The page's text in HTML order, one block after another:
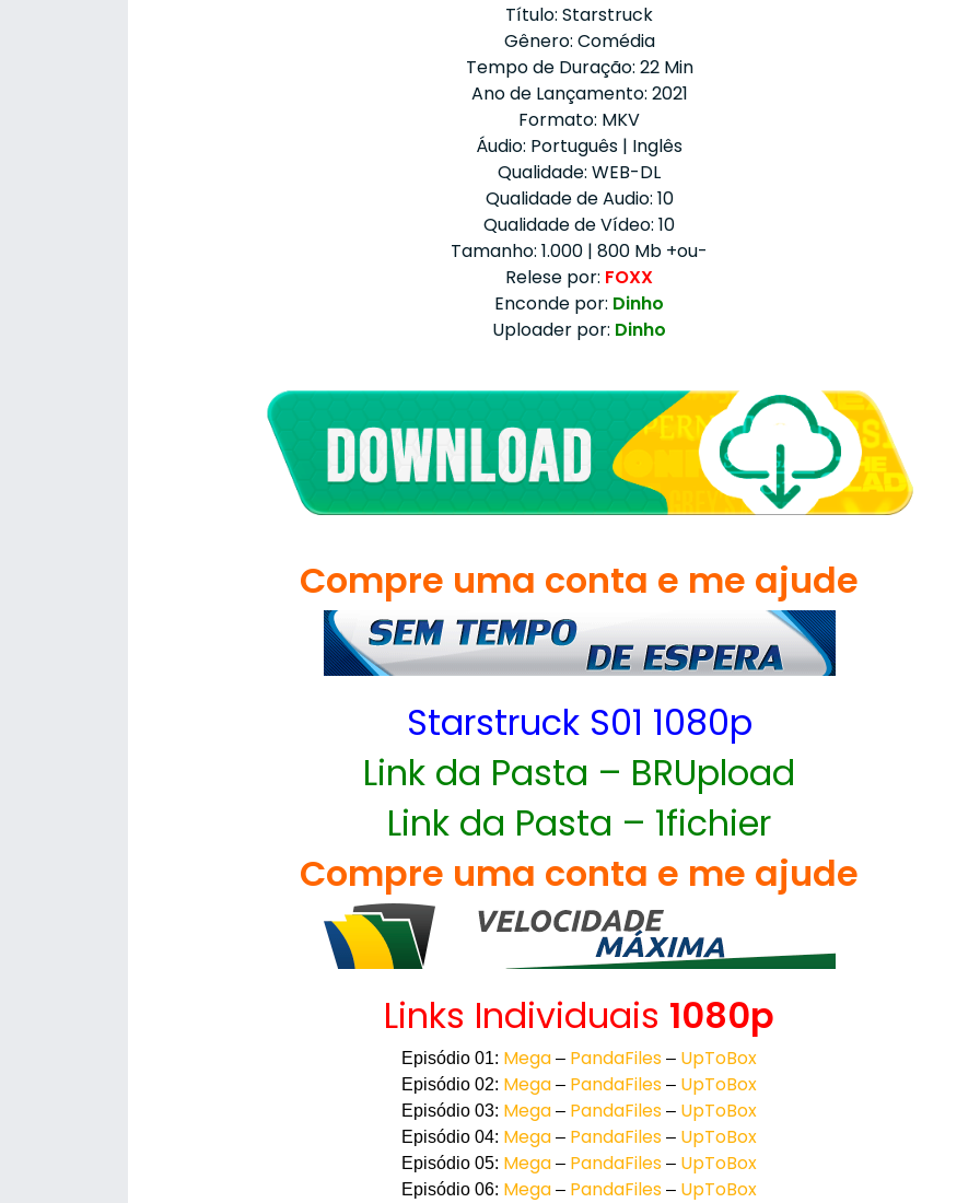
Título: Starstruck
Gênero: Comédia
Tempo de Duração: 22 Min
Ano de Lançamento: 2021
Formato: MKV
Áudio: Português | Inglês
Qualidade: WEB-DL
Qualidade de Audio: 10
Qualidade de Vídeo: 10
Tamanho: 1.000 | 800 Mb +ou-
Relese por: FOXX
Enconde por: Dinho
Uploader por: Dinho
Compre uma conta e me ajude
Starstruck S01 1080p
Link da Pasta – BRUpload
Link da Pasta – 1fichier
Compre uma conta e me ajude
Links Individuais 1080p
Episódio 01: Mega – PandaFiles – UpToBox
Episódio 02: Mega – PandaFiles – UpToBox
Episódio 03: Mega – PandaFiles – UpToBox
Episódio 04: Mega – PandaFiles – UpToBox
Episódio 05: Mega – PandaFiles – UpToBox
Episódio 06: Mega – PandaFiles – UpToBox